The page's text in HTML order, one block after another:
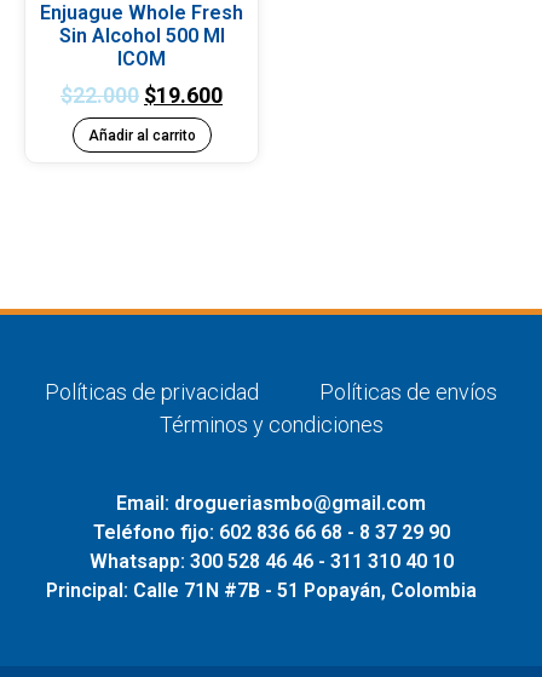
Enjuague Whole Fresh
Sin Alcohol 500 Ml
ICOM
$22.000 $19.600
Añadir al carrito
Políticas de privacidad
Políticas de envíos
Términos y condiciones
Email: drogueriasmbo@gmail.com
Teléfono fijo: 602 836 66 68 - 8 37 29 90
Whatsapp: 300 528 46 46 - 311 310 40 10
Principal: Calle 71N #7B - 51 Popayán, Colombia